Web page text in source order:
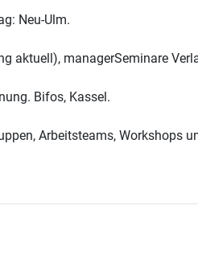
Neu-Ulm.
aktuell), managerSeminare
Bifos, Kassel.
Arbeitsteams, Workshops